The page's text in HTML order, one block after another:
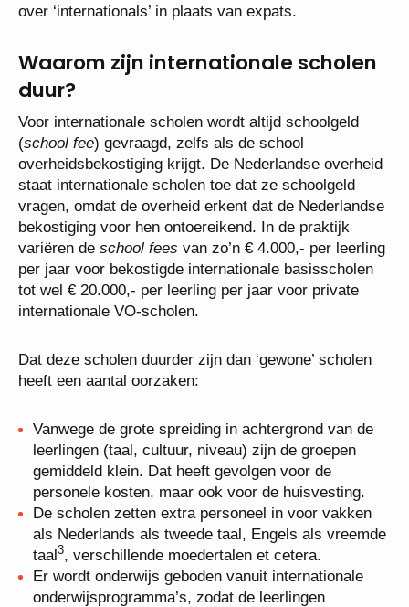
over ‘internationals’ in plaats van expats.
Waarom zijn internationale scholen
duur?
Voor internationale scholen wordt altijd schoolgeld
(school fee) gevraagd, zelfs als de school
overheidsbekostiging krijgt. De Nederlandse overheid
staat internationale scholen toe dat ze schoolgeld
vragen, omdat de overheid erkent dat de Nederlandse
bekostiging voor hen ontoereikend. In de praktijk
variëren de school fees van zo’n € 4.000,- per leerling
per jaar voor bekostigde internationale basisscholen
tot wel € 20.000,- per leerling per jaar voor private
internationale VO-scholen.
Dat deze scholen duurder zijn dan ‘gewone’ scholen
heeft een aantal oorzaken:
Vanwege de grote spreiding in achtergrond van de
leerlingen (taal, cultuur, niveau) zijn de groepen
gemiddeld klein. Dat heeft gevolgen voor de
personele kosten, maar ook voor de huisvesting.
De scholen zetten extra personeel in voor vakken
als Nederlands als tweede taal, Engels als vreemde
taal3, verschillende moedertalen et cetera.
Er wordt onderwijs geboden vanuit internationale
onderwijsprogramma’s, zodat de leerlingen